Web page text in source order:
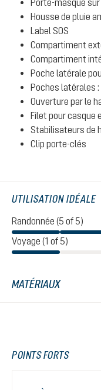
Porte-masque
Housse de pluie
Label SOS
Compartiment
Compartiment
Poche latérale
Poches latérales
Ouverture par le
Filet pour casque
Stabilisateurs de
Clip porte-clés
UTILISATION IDÉALE
Randonnée (5 of 5)
Voyage (1 of 5)
MATÉRIAUX
POINTS FORTS